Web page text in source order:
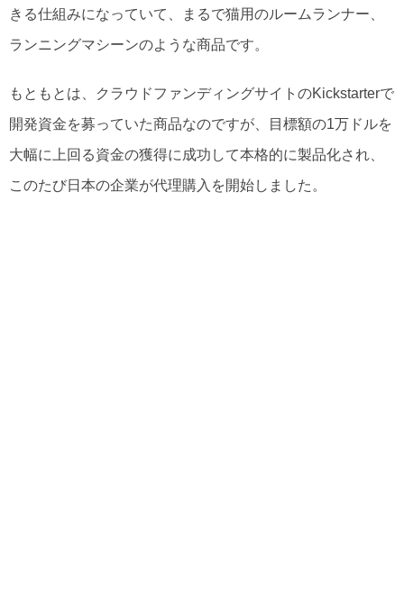
きる仕組みになっていて、まるで猫用のルームランナー、
ランニングマシーンのような商品です。
もともとは、クラウドファンディングサイトのKickstarterで
開発資金を募っていた商品なのですが、目標額の1万ドルを
大幅に上回る資金の獲得に成功して本格的に製品化され、
このたび日本の企業が代理購入を開始しました。